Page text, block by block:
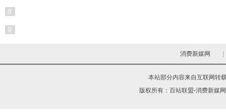
8
9
消费新媒网
本站部分内容来自互联网转
版权所有： 百站联盟-消费新媒网